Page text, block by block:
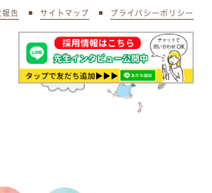
報告 サイトマップ プライバシーポリシー